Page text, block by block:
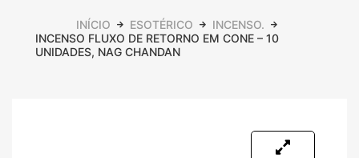
INÍCIO ESOTÉRICO
INCENSO.
INCENSO FLUXO DE RETORNO EM CONE – 10
UNIDADES, NAG CHANDAN